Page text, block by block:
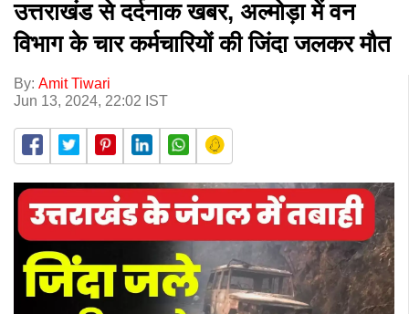
उत्तराखंड से दर्दनाक खबर, अल्मोड़ा में वन
विभाग के चार कर्मचारियों की जिंदा जलकर मौत
By: Amit Tiwari
Jun 13, 2024, 22:02 IST